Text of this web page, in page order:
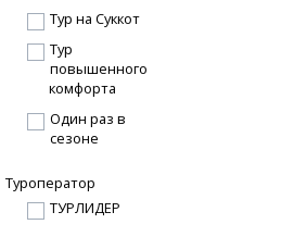
Тур на Суккот
Тур
повышенного
комфорта
Один раз в
сезоне
Туроператор
ТУРЛИДЕР